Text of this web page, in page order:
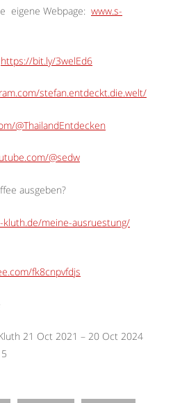
eigene Webpage: www.s-
https://bit.ly/3welEd6
stefan.entdeckt.die.welt/
@ThailandEntdecken
@sedw
ausgeben?
kluth.de/meine-ausruestung/
fk8cnpvfdjs
21 Oct 2021 – 20 Oct 2024